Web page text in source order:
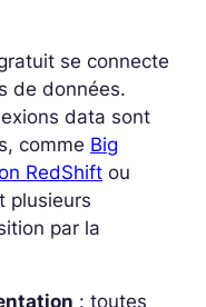
se connecte
de données.
data sont
comme Big
RedShift ou
plusieurs
par la
: toutes